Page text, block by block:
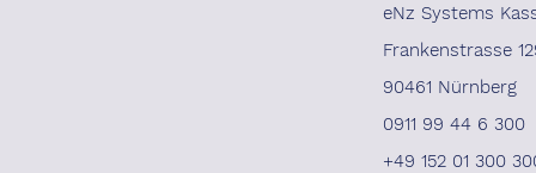
eNz Systems
Frankenstrasse
90461 Nürnberg
0911 99 44 6 300
+49 152 01 300